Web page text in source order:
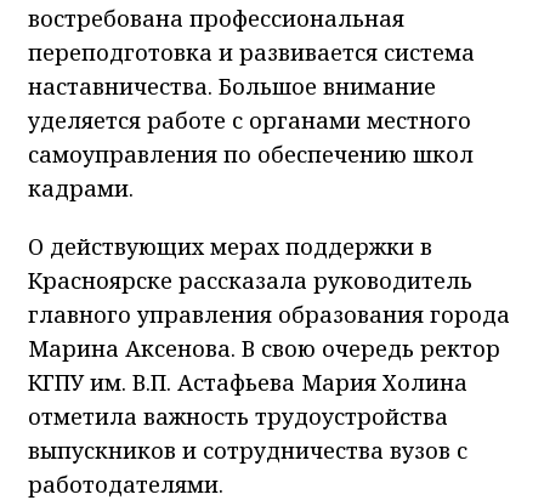
востребована профессиональная
переподготовка и развивается система
наставничества. Большое внимание
уделяется работе с органами местного
самоуправления по обеспечению школ
кадрами.
О действующих мерах поддержки в
Красноярске рассказала руководитель
главного управления образования города
Марина Аксенова. В свою очередь ректор
КГПУ им. В.П. Астафьева Мария Холина
отметила важность трудоустройства
выпускников и сотрудничества вузов с
работодателями.